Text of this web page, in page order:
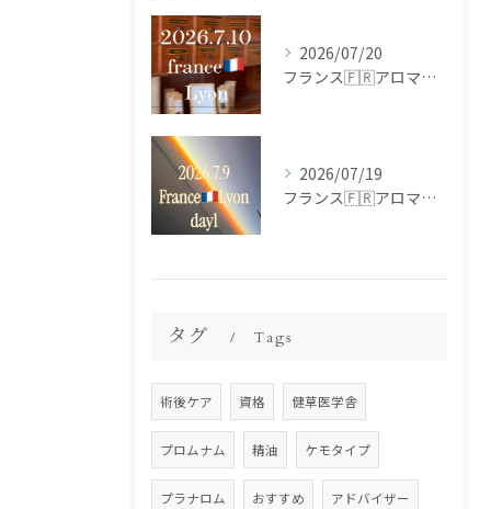
2026/07/20
フランス🇫🇷アロマ研修ツアー𝗱𝗮𝘆𝟮
2026/07/19
フランス🇫🇷アロマ研修ツアー𝗱𝗮𝘆𝟭
タグ Tags
術後ケア 資格 健草医学舎
プロムナム 精油 ケモタイプ
プラナロム おすすめ アドバイザー